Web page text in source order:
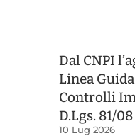
Dal CNPI
Linea Guida
Controlli
D.Lgs. 81/08
10 Lug 2026